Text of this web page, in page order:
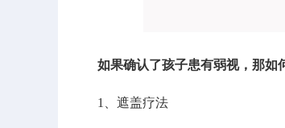
如果确认了孩子患有弱视，那如
1、遮盖疗法